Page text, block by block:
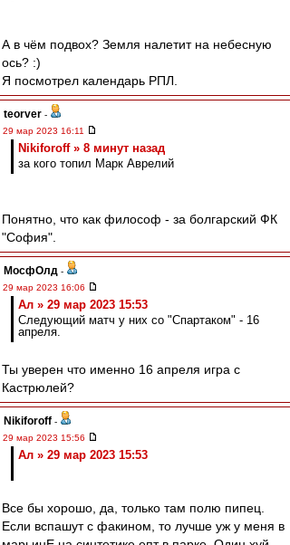
А в чём подвох? Земля налетит на небесную
ось? :)
Я посмотрел календарь РПЛ.
teorver -
29 мар 2023 16:11
Nikiforoff » 8 минут назад
за кого топил Марк Аврелий
Понятно, что как философ - за болгарский ФК
"София".
МосфОлд -
29 мар 2023 16:06
Ал » 29 мар 2023 15:53
Следующий матч у них со "Спартаком" - 16
апреля.
Ты уверен что именно 16 апреля игра с
Кастрюлей?
Nikiforoff -
29 мар 2023 15:56
Ал » 29 мар 2023 15:53
Все бы хорошо, да, только там полю пипец.
Если вспашут с факином, то лучше уж у меня в